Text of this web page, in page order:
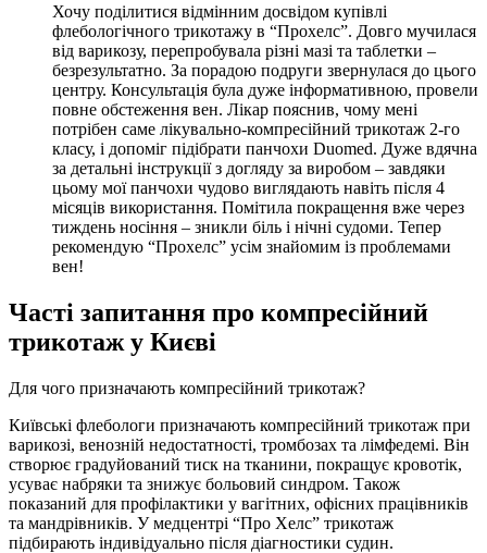
Хочу поділитися відмінним досвідом купівлі
флебологічного трикотажу в “Прохелс”. Довго мучилася
від варикозу, перепробувала різні мазі та таблетки –
безрезультатно. За порадою подруги звернулася до цього
центру. Консультація була дуже інформативною, провели
повне обстеження вен. Лікар пояснив, чому мені
потрібен саме лікувально-компресійний трикотаж 2-го
класу, і допоміг підібрати панчохи Duomed. Дуже вдячна
за детальні інструкції з догляду за виробом – завдяки
цьому мої панчохи чудово виглядають навіть після 4
місяців використання. Помітила покращення вже через
тиждень носіння – зникли біль і нічні судоми. Тепер
рекомендую “Прохелс” усім знайомим із проблемами
вен!
Часті запитання про компресійний
трикотаж у Києві
Для чого призначають компресійний трикотаж?
Київські флебологи призначають компресійний трикотаж при
варикозі, венозній недостатності, тромбозах та лімфедемі. Він
створює градуйований тиск на тканини, покращує кровотік,
усуває набряки та знижує больовий синдром. Також
показаний для профілактики у вагітних, офісних працівників
та мандрівників. У медцентрі “Про Хелс” трикотаж
підбирають індивідуально після діагностики судин.